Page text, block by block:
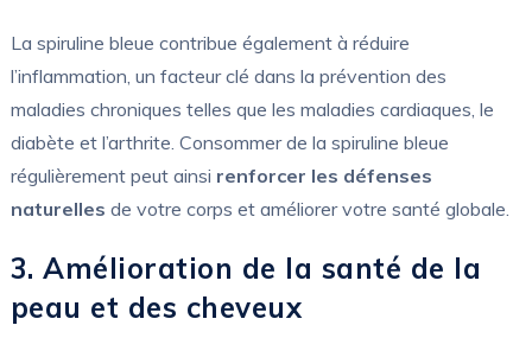
La spiruline bleue contribue également à réduire
l’inflammation, un facteur clé dans la prévention des
maladies chroniques telles que les maladies cardiaques, le
diabète et l’arthrite. Consommer de la spiruline bleue
régulièrement peut ainsi renforcer les défenses
naturelles de votre corps et améliorer votre santé globale.
3. Amélioration de la santé de la
peau et des cheveux